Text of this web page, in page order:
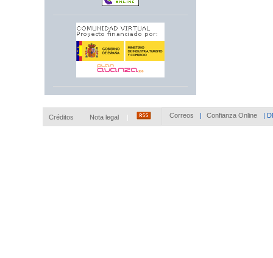
Créditos Nota legal Correos | Confianza Online |